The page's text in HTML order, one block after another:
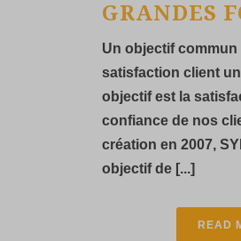
GRANDES
Un objectif commun
satisfaction client
objectif est la
confiance de nos
création en 2007,
objectif de [...]
READ